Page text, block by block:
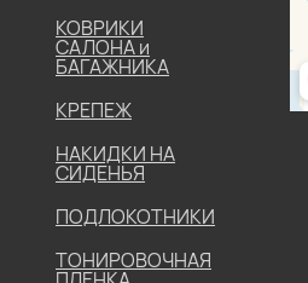
КОВРИКИ
САЛОНА и
БАГАЖНИКА
КРЕПЕЖ
НАКИДКИ НА
СИДЕНЬЯ
ПОДЛОКОТНИКИ
ТОНИРОВОЧНАЯ